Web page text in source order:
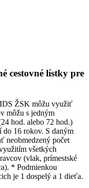
cestovné lístky pre
IDS ŽSK môžu využiť
môžu s jedným
hod. alebo 72 hod.)
do 16 rokov. S daným
neobmedzený počet
všetkých
(vlak, prímestské
* Podmienkou
je 1 dospelý a 1 dieťa.